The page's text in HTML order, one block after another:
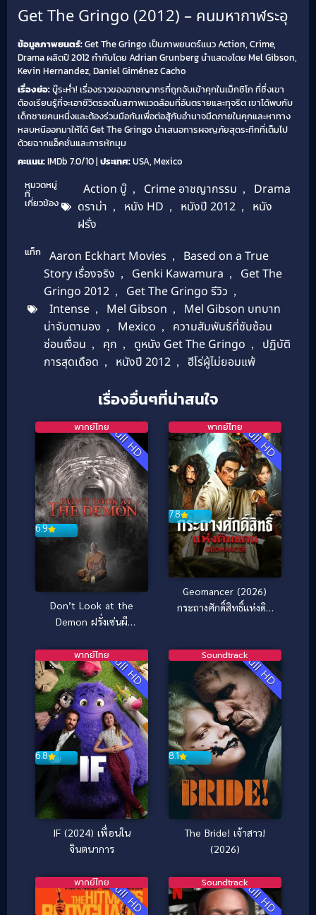
Get The Gringo (2012) – คนมหากาฬระอุ
ข้อมูลภาพยนตร์:Get The Gringo เป็นภาพยนตร์แนว Action, Crime,
Drama ผลิตปี 2012 กำกับโดย Adrian Grunberg นำแสดงโดย Mel Gibson,
Kevin Hernandez, Daniel Giménez Cacho
เรื่องย่อ:บู๊ระห่ำ! เรื่องราวของอาชญากรที่ถูกจับเข้าคุกในเม็กซิโก ที่ซึ่งเขา
ต้องเรียนรู้ที่จะเอาชีวิตรอดในสภาพแวดล้อมที่อันตรายและทุจริต เขาได้พบกับ
เด็กชายคนหนึ่งและต้องร่วมมือกันเพื่อต่อสู้กับอำนาจมืดภายในคุกและหาทาง
หลบหนีออกมาให้ได้ Get The Gringo นำเสนอการผจญภัยสุดระทึกที่เต็มไป
ด้วยฉากแอ็คชั่นและการหักมุม
คะแนน:IMDb 7.0/10 | ประเทศ:USA, Mexico
หมวดหมู่
ที่
เกี่ยวข้อง
Action บู๊ , Crime อาชญากรรม ,
Drama
ดราม่า , หนัง HD , หนังปี 2012 ,
หนัง
ฝรั่ง
แท็ก Aaron Eckhart Movies ,
Based on a True
Story เรื่องจริง , Genki Kawamura ,
Get The
Gringo 2012 , Get The Gringo รีวิว ,
Intense , Mel Gibson ,
Mel Gibson บทบาท
น่าจับตามอง , Mexico ,
ความสัมพันธ์ที่ซับซ้อน
ซ่อนเงื่อน , คุก , ดูหนัง Get The Gringo ,
ปฏิบัติ
การสุดเดือด , หนังปี 2012 , ฮีโร่ผู้ไม่ยอมแพ้
เรื่องอื่นๆที่น่าสนใจ
Full HD
6.9
พากย์ไทย
Don’t Look at the
Demon ฝรั่งเซ่นผี
Full HD
7.8
พากย์ไทย
Geomancer (2026)
กระถางศักดิ์สิทธิ์แห่งดิน
Full HD
6.8
พากย์ไทย
IF (2024) เพื่อนใน
จินตนาการ
Full HD
8.1
Soundtrack
The Bride! เจ้าสาว!
(2026)
Full HD
พากย์ไทย Full HD
Soundtrack